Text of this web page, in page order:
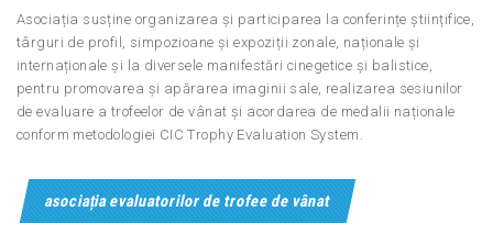
Asociația susține organizarea și participarea la conferințe științifice,
târguri de profil, simpozioane și expoziții zonale, naționale și
internaționale și la diversele manifestări cinegetice și balistice,
pentru promovarea și apărarea imaginii sale, realizarea sesiunilor
de evaluare a trofeelor de vânat și acordarea de medalii naționale
conform metodologiei CIC Trophy Evaluation System.
asociația evaluatorilor de trofee de vânat